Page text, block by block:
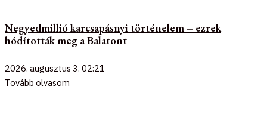
Negyedmillió karcsapásnyi történelem – ezrek
hódították meg a Balatont
2026. augusztus 3. 02:21
Tovább olvasom